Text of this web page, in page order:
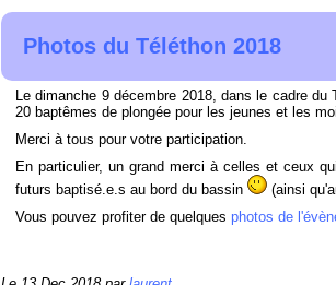
Photos du Téléthon 2018
Le dimanche 9 décembre 2018, dans le cadre
20 baptêmes de plongée pour les jeunes et les
Merci à tous pour votre participation.
En particulier, un grand merci à celles et ceux
futurs baptisé.e.s au bord du bassin
(ainsi
Vous pouvez profiter de quelques photos de